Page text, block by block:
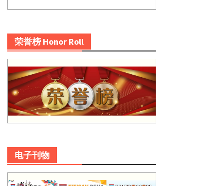
荣誉榜 Honor Roll
电子刊物